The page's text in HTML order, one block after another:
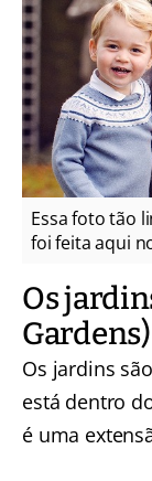
Essa foto tão
foi feita aqui
Os
Gardens)
Os jardins
está dentro
é uma